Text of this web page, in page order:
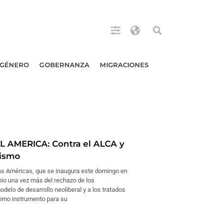
GÉNERO GOBERNANZA MIGRACIONES
AMERICA: Contra el ALCA y
Américas, que se inaugura este domingo en
una vez más del rechazo de los
de desarrollo neoliberal y a los tratados
instrumento para su